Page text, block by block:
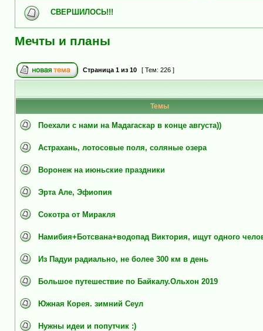
СВЕРШИЛОСЬ!!!
Мечты и планы
Страница 1 из 10 [ Тем: 226 ]
Темы
Поехали с нами на Мадагаскар в конце августа))
Астрахань, лотосовые поля, соляные озера
Воронеж на июньские праздники
Эрта Але, Эфиопия
Сокотра от Миракля
Намибия+Ботсвана+водопад Виктория, ищут одного
Из Падуи радиально, не более 300 км в день
Большое путешествие по Байкалу.Ольхон 2019
Южная Корея. зимний Сеул
Нужны идеи и попутчик :)